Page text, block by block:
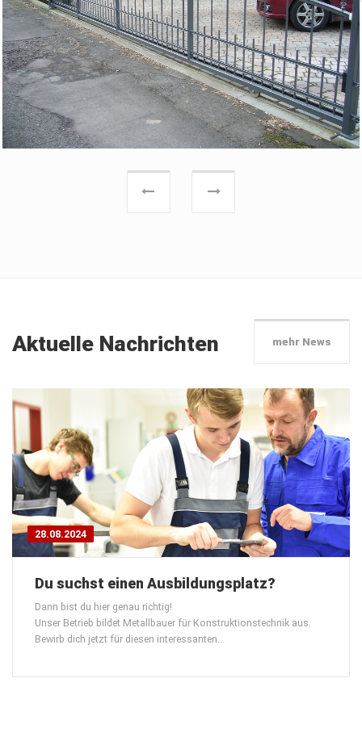
Previous Next
Aktuelle Nachrichten mehr News
28.08.2024
Du suchst einen Ausbildungsplatz?
Dann bist du hier genau richtig!
Unser Betrieb bildet Metallbauer für Konstruktionstechnik aus.
Bewirb dich jetzt für diesen interessanten…